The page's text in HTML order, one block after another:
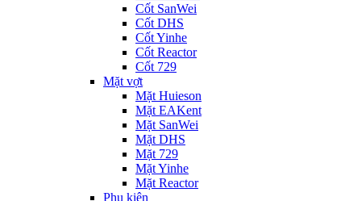
Cốt SanWei
Cốt DHS
Cốt Yinhe
Cốt Reactor
Cốt 729
Mặt vợt
Mặt Huieson
Mặt EAKent
Mặt SanWei
Mặt DHS
Mặt 729
Mặt Yinhe
Mặt Reactor
Phụ kiện